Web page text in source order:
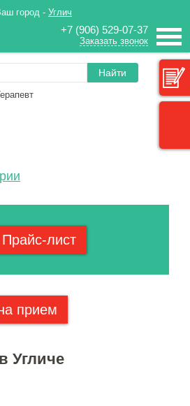
+7 (906) 529-07-37
Заказать звонок
город - Углич
Найти
Прайс-лист
прием
Угличе